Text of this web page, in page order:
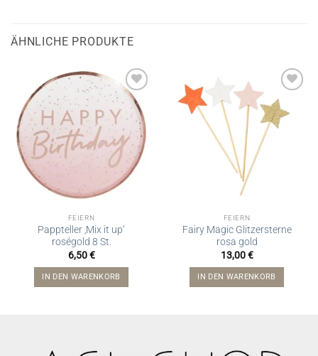
ÄHNLICHE PRODUKTE
FEIERN
Pappteller ‚Mix it up‘
roségold 8 St.
6,50€
IN DEN WARENKORB
FEIERN
Fairy Magic Glitzersterne
rosa gold
13,00€
IN DEN WARENKORB